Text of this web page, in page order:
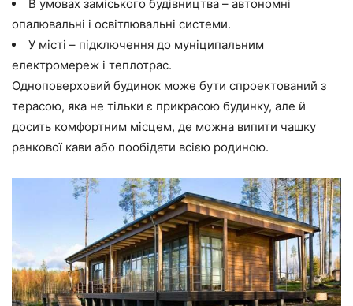
В умовах заміського будівництва – автономні
опалювальні і освітлювальні системи.
У місті – підключення до муніципальним
електромереж і теплотрас.
Одноповерховий будинок може бути спроектований з
терасою, яка не тільки є прикрасою будинку, але й
досить комфортним місцем, де можна випити чашку
ранкової кави або пообідати всією родиною.